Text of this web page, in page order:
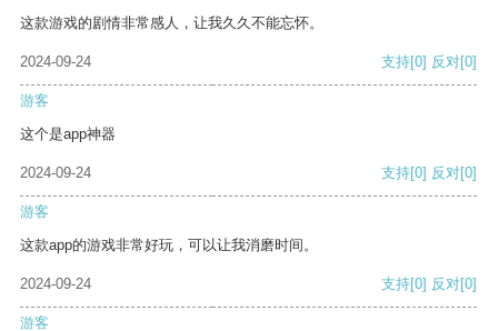
这款游戏的剧情非常感人，让我久久不能忘怀。
2024-09-24 支持[0] 反对[0]
游客
这个是app神器
2024-09-24 支持[0] 反对[0]
游客
这款app的游戏非常好玩，可以让我消磨时间。
2024-09-24 支持[0] 反对[0]
游客